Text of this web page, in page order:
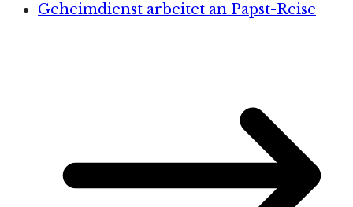
Geheimdienst arbeitet an Papst-Reise